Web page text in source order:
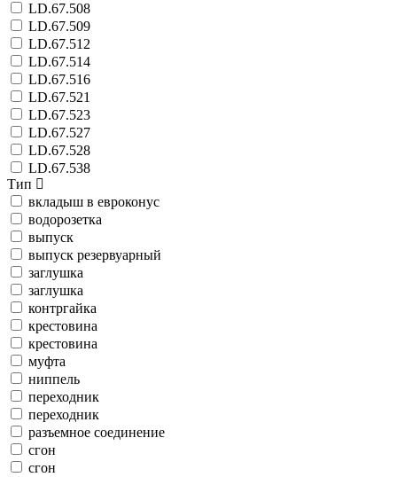
LD.67.508
LD.67.509
LD.67.512
LD.67.514
LD.67.516
LD.67.521
LD.67.523
LD.67.527
LD.67.528
LD.67.538
Тип
вкладыш в евроконус
водорозетка
выпуск
выпуск резервуарный
заглушка
заглушка
контргайка
крестовина
крестовина
муфта
ниппель
переходник
переходник
разъемное соединение
сгон
сгон